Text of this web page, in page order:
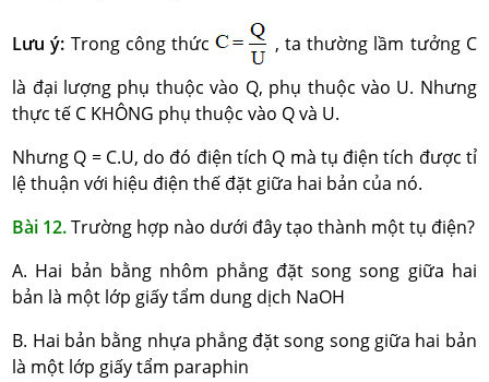
Lưu ý: Trong công thức
, ta thường lầm tưởng C
là đại lượng phụ thuộc vào Q, phụ thuộc vào U. Nhưng
thực tế C KHÔNG phụ thuộc vào Q và U.
Nhưng Q = C.U, do đó điện tích Q mà tụ điện tích được tỉ
lệ thuận với hiệu điện thế đặt giữa hai bản của nó.
Bài 12.Trường hợp nào dưới đây tạo thành một tụ điện?
A. Hai bản bằng nhôm phẳng đặt song song giữa hai
bản là một lớp giấy tẩm dung dịch NaOH
B. Hai bản bằng nhựa phẳng đặt song song giữa hai bản
là một lớp giấy tẩm paraphin